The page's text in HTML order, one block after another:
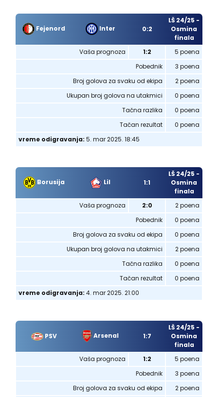
Fejenord Inter 0:2
LŠ 24/25 -
Osmina
finala
Vaša prognoza
1:2
5 poena
Pobednik
3 poena
Broj golova za svaku od ekipa
2 poena
Ukupan broj golova na utakmici
0 poena
Tačna razlika
0 poena
Tačan rezultat
0 poena
vreme odigravanja: 5. mar 2025. 18:45
Borusija Lil 1:1
LŠ 24/25 -
Osmina
finala
Vaša prognoza
2:0
2 poena
Pobednik
0 poena
Broj golova za svaku od ekipa
0 poena
Ukupan broj golova na utakmici
2 poena
Tačna razlika
0 poena
Tačan rezultat
0 poena
vreme odigravanja: 4. mar 2025. 21:00
PSV Arsenal 1:7
LŠ 24/25 -
Osmina
finala
Vaša prognoza
1:2
5 poena
Pobednik
3 poena
Broj golova za svaku od ekipa
2 poena